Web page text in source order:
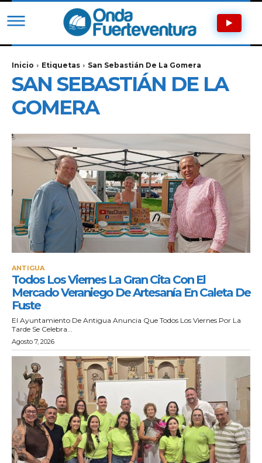
Inicio Etiquetas San Sebastián De La Gomera
SAN SEBASTIÁN DE LA
GOMERA
ANTIGUA
Todos Los Viernes La Gran Cita Con El
Mercado Veraniego De Artesanía En Caleta De
Fuste
El Ayuntamiento De Antigua Anuncia Que Todos Los Viernes Por La
Tarde Se Celebra...
Agosto 7, 2026